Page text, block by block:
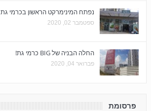
נפתח המינימרקט הראשון בכרמי גת
ספטמבר 02, 2020
החלה הבניה של BIG כרמי גת!
פברואר 04, 2020
פרסומת